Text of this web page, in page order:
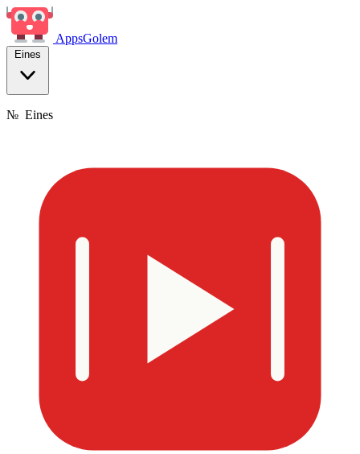
AppsGolem
Eines
№ Eines